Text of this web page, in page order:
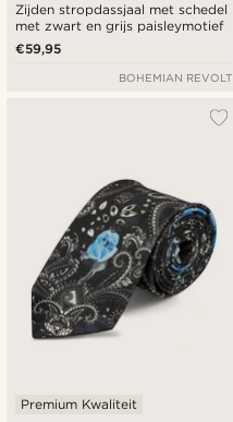
Zijden stropdassjaal met schedel
met zwart en grijs paisleymotief
€59,95
BOHEMIAN REVOLT
Premium Kwaliteit